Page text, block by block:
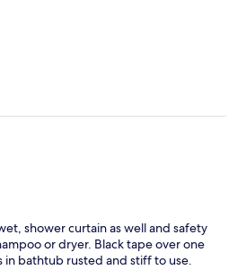
shower curtain as well and safety
or dryer. Black tape over one
in bathtub rusted and stiff to use.